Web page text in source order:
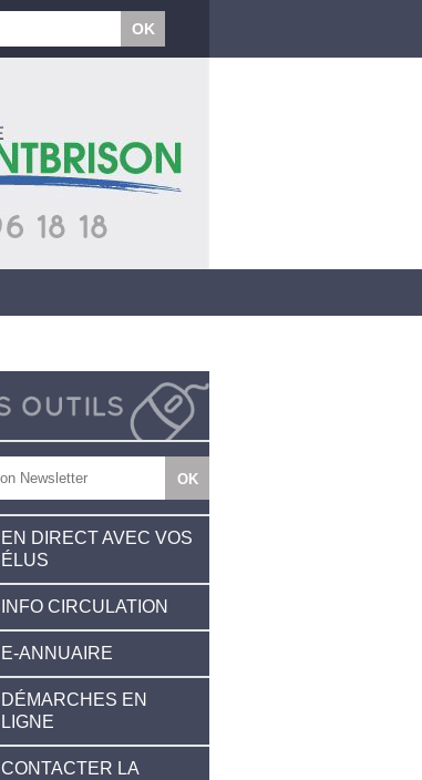
EN DIRECT AVEC VOS
ÉLUS
INFO CIRCULATION
E-ANNUAIRE
DÉMARCHES EN
LIGNE
CONTACTER LA